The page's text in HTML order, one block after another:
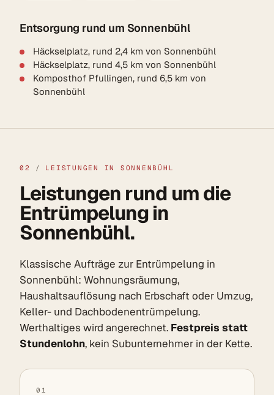
Entsorgung rund um Sonnenbühl
Häckselplatz, rund 2,4 km von Sonnenbühl
Häckselplatz, rund 4,5 km von Sonnenbühl
Komposthof Pfullingen, rund 6,5 km von
Sonnenbühl
02 / LEISTUNGEN IN SONNENBÜHL
Leistungen rund um die
Entrümpelung in
Sonnenbühl.
Klassische Aufträge zur Entrümpelung in
Sonnenbühl: Wohnungsräumung,
Haushaltsauflösung nach Erbschaft oder Umzug,
Keller- und Dachbodenentrümpelung.
Werthaltiges wird angerechnet. Festpreis statt
Stundenlohn, kein Subunternehmer in der Kette.
01